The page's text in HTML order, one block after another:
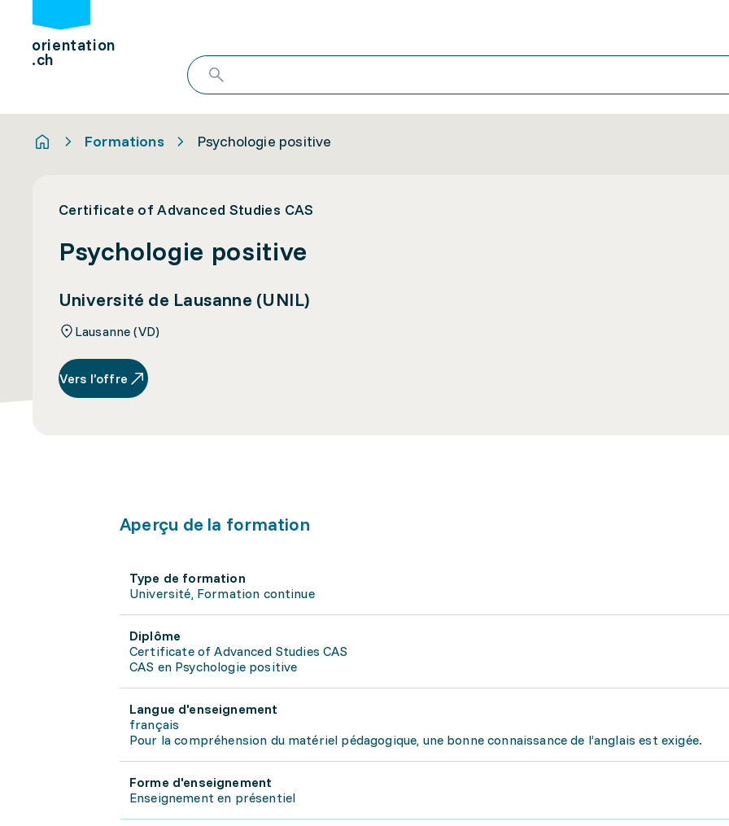
orientation
.ch
Formations Psychologie positive
Certificate of Advanced Studies CAS
Psychologie positive
Université de Lausanne (UNIL)
Lausanne (VD)
Vers l’offre
Aperçu de la formation
Type de formation
Université, Formation continue
Diplôme
Certificate of Advanced Studies CAS
CAS en Psychologie positive
Langue d'enseignement
français
Pour la compréhension du matériel pédagogique, une bonne connaissance de l’anglais est exigée.
Forme d'enseignement
Enseignement en présentiel